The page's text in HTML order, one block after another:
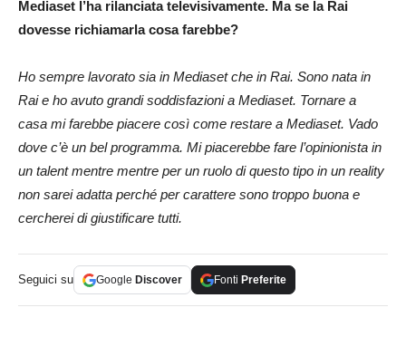
Mediaset l’ha rilanciata televisivamente. Ma se la Rai
dovesse richiamarla cosa farebbe?
Ho sempre lavorato sia in Mediaset che in Rai. Sono nata in
Rai e ho avuto grandi soddisfazioni a Mediaset. Tornare a
casa mi farebbe piacere così come restare a Mediaset. Vado
dove c’è un bel programma. Mi piacerebbe fare l’opinionista in
un talent mentre mentre per un ruolo di questo tipo in un reality
non sarei adatta perché per carattere sono troppo buona e
cercherei di giustificare tutti.
Seguici su Google Discover Fonti Preferite